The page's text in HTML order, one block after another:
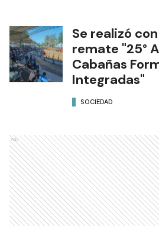
Se realizó
remate "25°
Cabañas
Integradas"
SOCIEDAD
Ads